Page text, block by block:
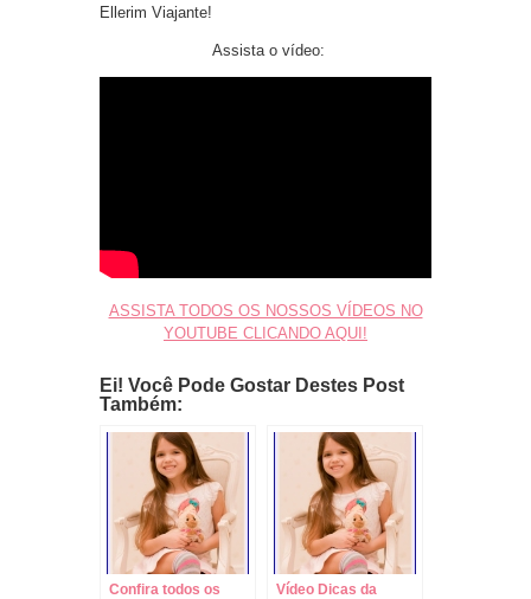
Ellerim Viajante!
Assista o vídeo:
ASSISTA TODOS OS NOSSOS VÍDEOS NO
YOUTUBE CLICANDO AQUI!
Ei! Você Pode Gostar Destes Post
Também:
Confira todos os
Vídeo Dicas da